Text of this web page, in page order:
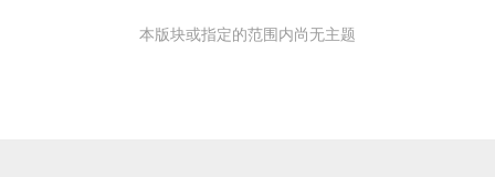
本版块或指定的范围内尚无主题